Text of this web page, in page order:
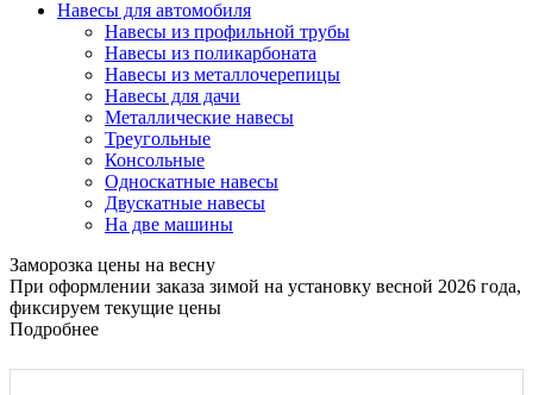
Навесы для автомобиля
Навесы из профильной трубы
Навесы из поликарбоната
Навесы из металлочерепицы
Навесы для дачи
Металлические навесы
Треугольные
Консольные
Односкатные навесы
Двускатные навесы
На две машины
Заморозка цены на весну
При оформлении заказа зимой на установку весной 2026 года,
фиксируем текущие цены
Подробнее